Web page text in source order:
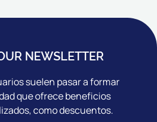
NEWSLETTER
suelen pasar a formar
que ofrece beneficios
como descuentos.